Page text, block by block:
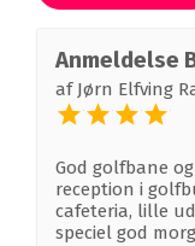
Anmeldelse
af Jørn Elfving
God golfbane
reception i
cafeteria, lille
speciel god